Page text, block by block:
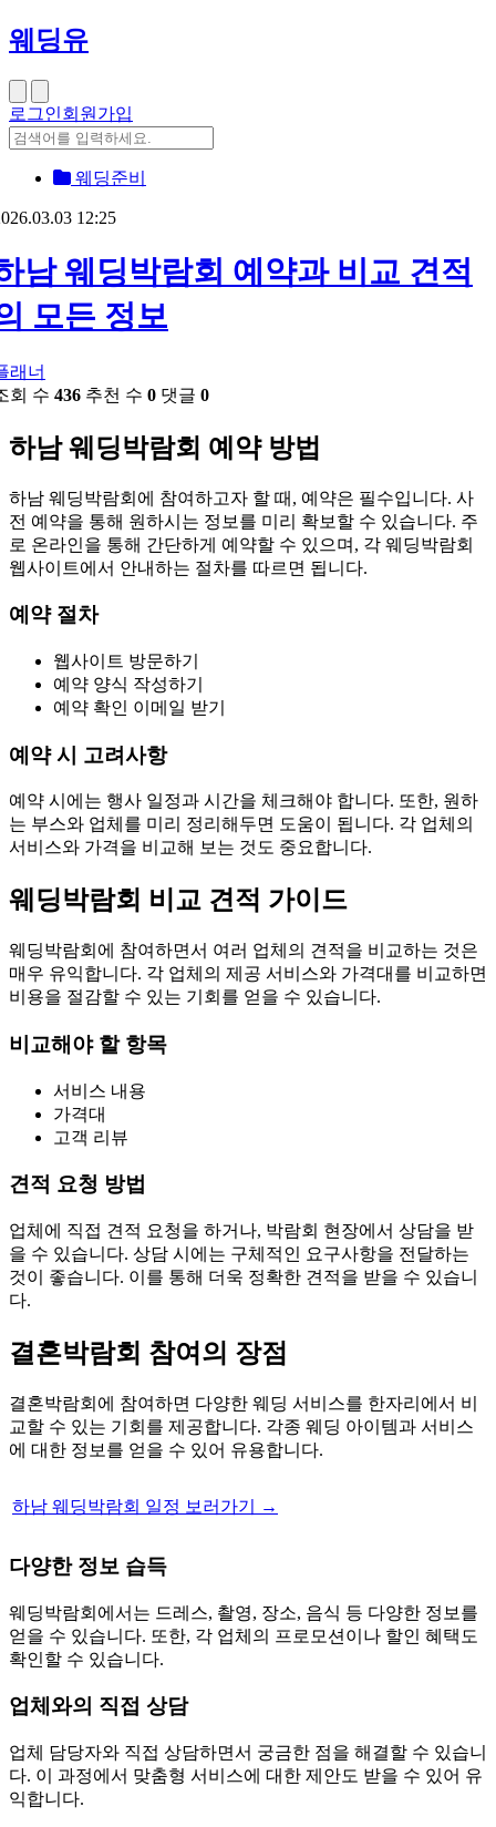
웨딩유
로그인회원가입
웨딩준비
12:25
남 웨딩박람회 예약과 비교 견적
모든 정보
래너
회 수 436 추천 수 0 댓글 0
하남 웨딩박람회 예약 방법
하남 웨딩박람회에 참여하고자 할 때, 예약은 필수입니다. 사
전 예약을 통해 원하시는 정보를 미리 확보할 수 있습니다. 주
로 온라인을 통해 간단하게 예약할 수 있으며, 각 웨딩박람회
웹사이트에서 안내하는 절차를 따르면 됩니다.
예약 절차
웹사이트 방문하기
예약 양식 작성하기
예약 확인 이메일 받기
예약 시 고려사항
예약 시에는 행사 일정과 시간을 체크해야 합니다. 또한, 원하
는 부스와 업체를 미리 정리해두면 도움이 됩니다. 각 업체의
서비스와 가격을 비교해 보는 것도 중요합니다.
웨딩박람회 비교 견적 가이드
웨딩박람회에 참여하면서 여러 업체의 견적을 비교하는 것은
매우 유익합니다. 각 업체의 제공 서비스와 가격대를 비교하면
비용을 절감할 수 있는 기회를 얻을 수 있습니다.
비교해야 할 항목
서비스 내용
가격대
고객 리뷰
견적 요청 방법
업체에 직접 견적 요청을 하거나, 박람회 현장에서 상담을 받
을 수 있습니다. 상담 시에는 구체적인 요구사항을 전달하는
것이 좋습니다. 이를 통해 더욱 정확한 견적을 받을 수 있습니
다.
결혼박람회 참여의 장점
결혼박람회에 참여하면 다양한 웨딩 서비스를 한자리에서 비
교할 수 있는 기회를 제공합니다. 각종 웨딩 아이템과 서비스
에 대한 정보를 얻을 수 있어 유용합니다.
하남 웨딩박람회 일정 보러가기 →
다양한 정보 습득
웨딩박람회에서는 드레스, 촬영, 장소, 음식 등 다양한 정보를
얻을 수 있습니다. 또한, 각 업체의 프로모션이나 할인 혜택도
확인할 수 있습니다.
업체와의 직접 상담
업체 담당자와 직접 상담하면서 궁금한 점을 해결할 수 있습니
다. 이 과정에서 맞춤형 서비스에 대한 제안도 받을 수 있어 유
익합니다.